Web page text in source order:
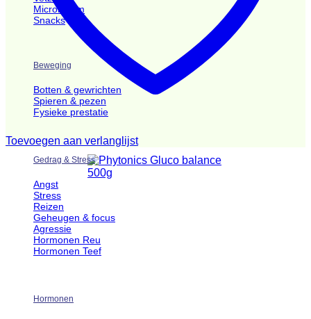
Microbioom
Snacks
Beweging
Botten & gewrichten
Spieren & pezen
Fysieke prestatie
Gedrag & Stress
Angst
Stress
Reizen
Geheugen & focus
Agressie
Hormonen Reu
Hormonen Teef
Hormonen
Toevoegen aan verlanglijst